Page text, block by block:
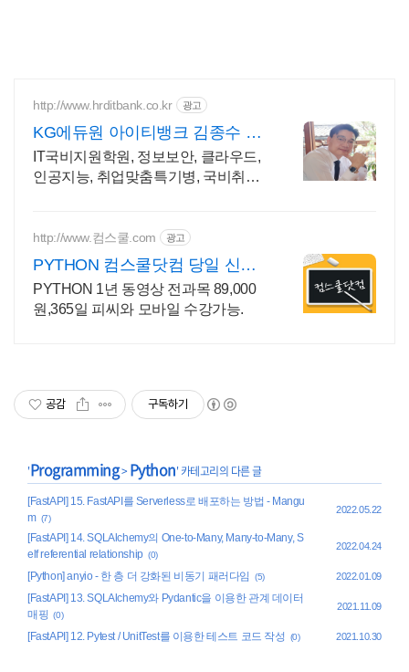
http://www.hrditbank.co.kr 광고
KG에듀원 아이티뱅크 김종수 27
년경력전문가 IT취업상담
IT국비지원학원, 정보보안, 클라우드,
인공지능, 취업맞춤특기병, 국비취업
http://www.컴스쿨.com 광고
PYTHON 컴스쿨닷컴 당일 신청
&결제시 기프티콘!
PYTHON 1년 동영상 전과목 89,000
원,365일 피씨와 모바일 수강가능.
공감 구독하기
'Programming> Python' 카테고리의 다른 글
[FastAPI] 15. FastAPI를 Serverless로 배포하는 방법 - Mangu
m (7)
2022.05.22
[FastAPI] 14. SQLAlchemy의 One-to-Many, Many-to-Many, S
elf referential relationship (0)
2022.04.24
[Python] anyio - 한 층 더 강화된 비동기 패러다임 (5) 2022.01.09
[FastAPI] 13. SQLAlchemy와 Pydantic을 이용한 관계 데이터
매핑 (0)
2021.11.09
[FastAPI] 12. Pytest / UnitTest를 이용한 테스트 코드 작성 (0) 2021.10.30